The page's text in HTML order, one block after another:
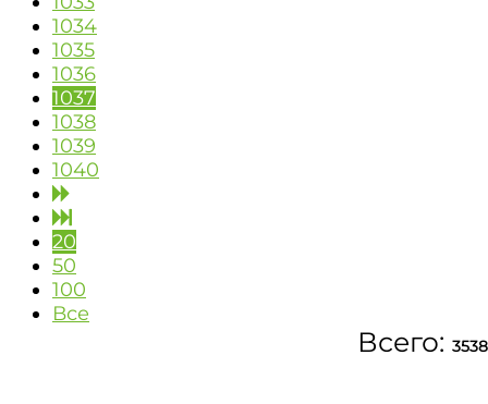
1034
1035
1036
1037
1038
1039
1040
20
50
100
Все
Всего: